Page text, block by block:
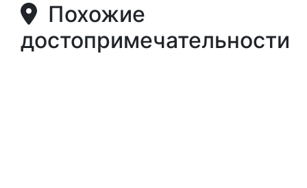
Похожие
достопримечательности